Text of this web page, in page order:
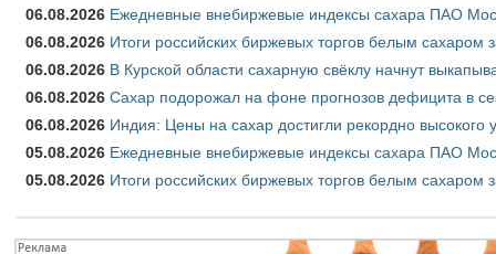
06.08.2026 Ежедневные внебиржевые индексы сахара ПАО
06.08.2026 Итоги российских биржевых торгов белым сахаром
06.08.2026 В Курской области сахарную свёклу начнут
06.08.2026 Сахар подорожал на фоне прогнозов дефицита в
06.08.2026 Индия: Цены на сахар достигли рекордно высокого
05.08.2026 Ежедневные внебиржевые индексы сахара ПАО
05.08.2026 Итоги российских биржевых торгов белым сахаром